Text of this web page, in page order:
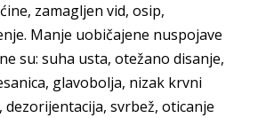
zamagljen vid, osip,
Manje uobičajene nuspojave
su: suha usta, otežano disanje,
glavobolja, nizak krvni
dezorijentacija, svrbež, oticanje